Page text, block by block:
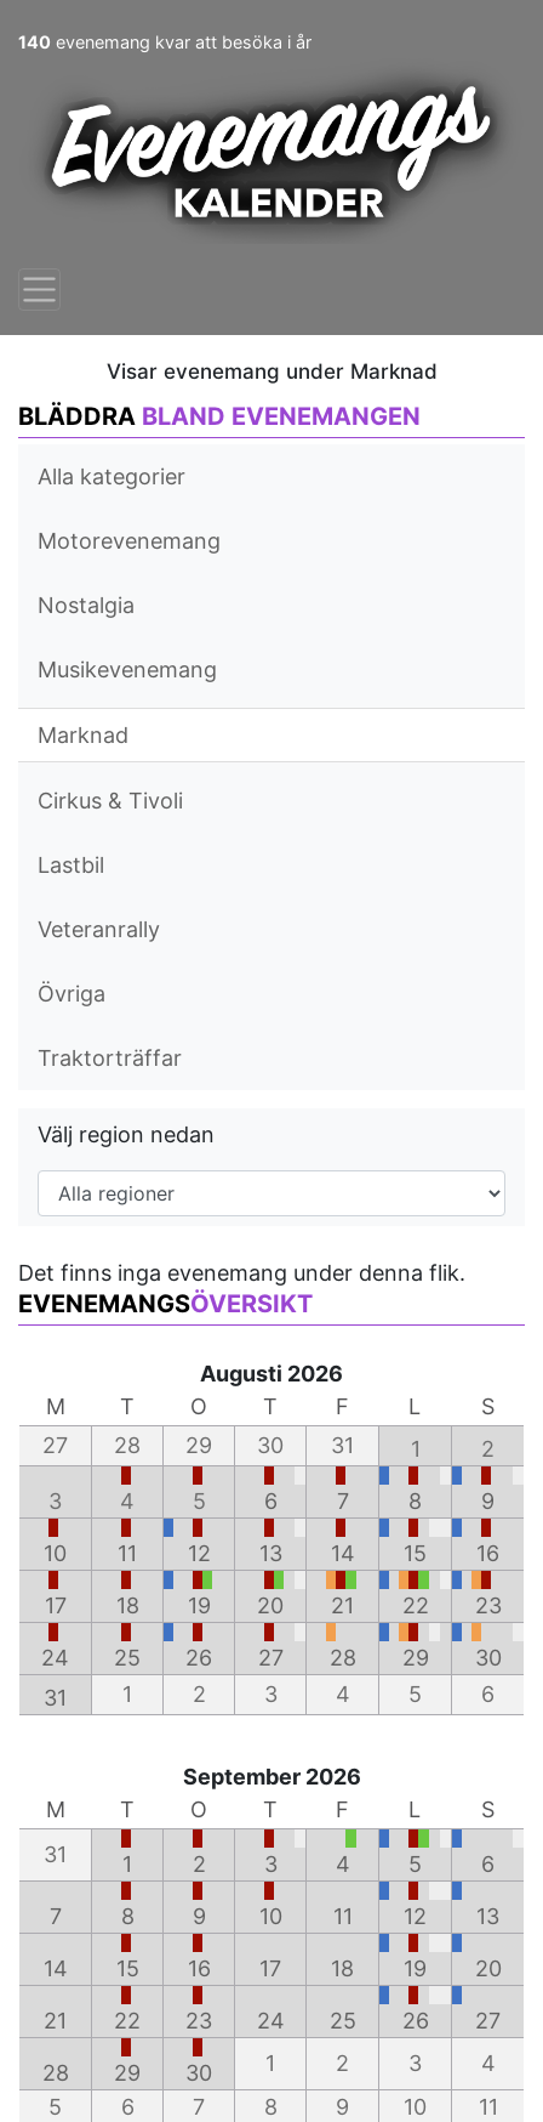
140 evenemang kvar att besöka i år
Visar evenemang under Marknad
BLÄDDRA BLAND EVENEMANGEN
Alla kategorier
Motorevenemang
Nostalgia
Musikevenemang
Marknad
Cirkus & Tivoli
Lastbil
Veteranrally
Övriga
Traktorträffar
Välj region nedan
Det finns inga evenemang under denna flik.
EVENEMANGSÖVERSIKT
Augusti 2026
M
T O T F L
S
27
28 29 30 31 1 2
3 4 5 6 7 8 9
10 11 12 13 14 15 16
17 18 19 20 21 22 23
24 25 26 27 28 29
30
31
1 2 3 4 5 6
September 2026
M
T O T F L
S
31
1 2 3 4 5 6
7 8 9 10 11 12 13
14 15 16 17 18 19 20
21 22 23 24 25 26 27
28 29 30 1 2 3
4
5
6 7 8 9 10 11